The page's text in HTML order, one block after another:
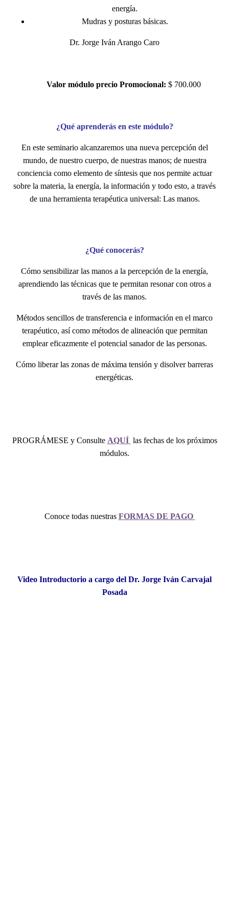
energía.
Mudras y posturas básicas.
Dr. Jorge Iván Arango Caro
Valor módulo precio Promocional: $ 700.000
¿Qué aprenderás en este módulo?
En este seminario alcanzaremos una nueva percepción del
mundo, de nuestro cuerpo, de nuestras manos; de nuestra
conciencia como elemento de síntesis que nos permite actuar
sobre la materia, la energía, la información y todo esto, a través
de una herramienta terapéutica universal: Las manos.
¿Qué conocerás?
Cómo sensibilizar las manos a la percepción de la energía,
aprendiendo las técnicas que te permitan resonar con otros a
través de las manos.
Métodos sencillos de transferencia e información en el marco
terapéutico, así como métodos de alineación que permitan
emplear eficazmente el potencial sanador de las personas.
Cómo liberar las zonas de máxima tensión y disolver barreras
energéticas.
PROGRÁMESE y Consulte AQUÍ las fechas de los próximos
módulos.
Conoce todas nuestras FORMAS DE PAGO
Video Introductorio a cargo del Dr. Jorge Iván Carvajal
Posada